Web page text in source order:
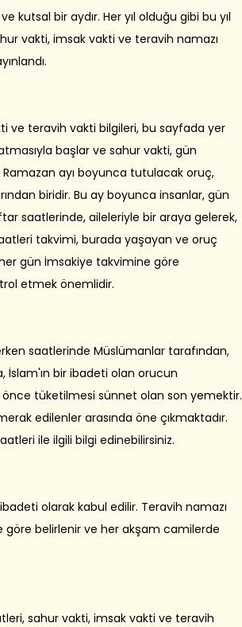
kutsal bir aydır. Her yıl olduğu gibi bu yıl
vakti, imsak vakti ve teravih namazı
ve teravih vakti bilgileri, bu sayfada yer
başlar ve sahur vakti, gün
ayı boyunca tutulacak oruç,
biridir. Bu ay boyunca insanlar, gün
saatlerinde, aileleriyle bir araya gelerek,
takvimi, burada yaşayan ve oruç
gün İmsakiye takvimine göre
etmek önemlidir.
saatlerinde Müslümanlar tarafından,
İslam'ın bir ibadeti olan orucun
tüketilmesi sünnet olan son yemektir.
edilenler arasında öne çıkmaktadır.
ile ilgili bilgi edinebilirsiniz.
olarak kabul edilir. Teravih namazı
belirlenir ve her akşam camilerde
sahur vakti, imsak vakti ve teravih